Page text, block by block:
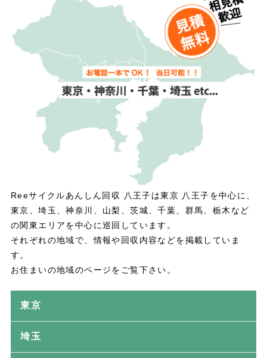
Reeサイクルあんしん回収 八王子は東京 八王子を中心に、
東京、埼玉、神奈川、山梨、茨城、千葉、群馬、栃木など
の関東エリアを中心に巡回しています。
それぞれの地域で、情報や回収内容などを掲載していま
す。
お住まいの地域のページをご覧下さい。
東京
埼玉